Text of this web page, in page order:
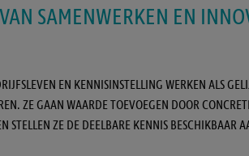
SAMENWERKEN EN
EN KENNISINSTELLING WERKEN ALS
ZE GAAN WAARDE TOEVOEGEN DOOR
ZE DE DEELBARE KENNIS BESCHIKBAAR